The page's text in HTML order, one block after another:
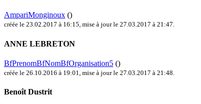
AmpariMonginoux ()
créée le 23.02.2017 à 16:15, mise à jour le 27.03.2017 à 21:47.
ANNE LEBRETON
BfPrenomBfNomBfOrganisation5 ()
créée le 26.10.2016 à 19:01 mise à jour le 27.03.2017 à 21:48
Benoît Dustrit